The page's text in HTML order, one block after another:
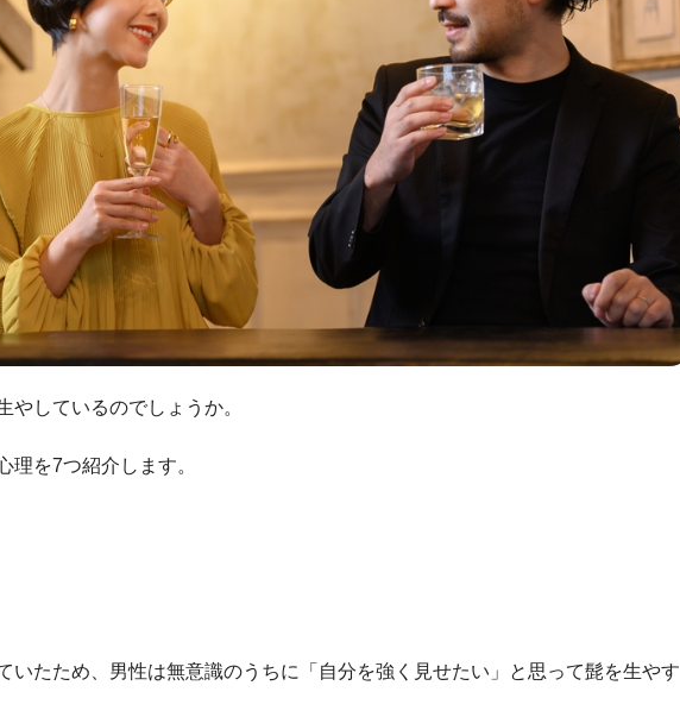
やしているのでしょうか。
理を7つ紹介します。
いたため、男性は無意識のうちに「自分を強く見せたい」と思って髭を生やす